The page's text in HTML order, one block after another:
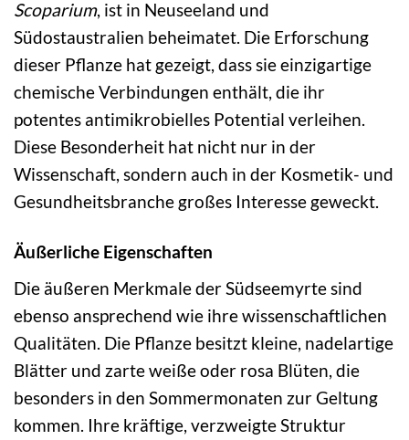
Scoparium, ist in Neuseeland und
Südostaustralien beheimatet. Die Erforschung
dieser Pflanze hat gezeigt, dass sie einzigartige
chemische Verbindungen enthält, die ihr
potentes antimikrobielles Potential verleihen.
Diese Besonderheit hat nicht nur in der
Wissenschaft, sondern auch in der Kosmetik- und
Gesundheitsbranche großes Interesse geweckt.
Äußerliche Eigenschaften
Die äußeren Merkmale der Südseemyrte sind
ebenso ansprechend wie ihre wissenschaftlichen
Qualitäten. Die Pflanze besitzt kleine, nadelartige
Blätter und zarte weiße oder rosa Blüten, die
besonders in den Sommermonaten zur Geltung
kommen. Ihre kräftige, verzweigte Struktur